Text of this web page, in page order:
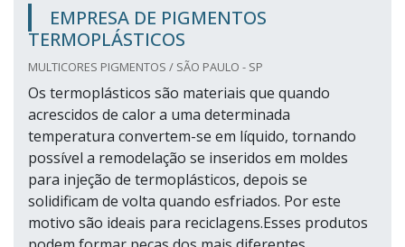
EMPRESA DE PIGMENTOS
TERMOPLÁSTICOS
MULTICORES PIGMENTOS / SÃO PAULO - SP
Os termoplásticos são materiais que quando
acrescidos de calor a uma determinada
temperatura convertem-se em líquido, tornando
possível a remodelação se inseridos em moldes
para injeção de termoplásticos, depois se
solidificam de volta quando esfriados. Por este
motivo são ideais para reciclagens.Esses produtos